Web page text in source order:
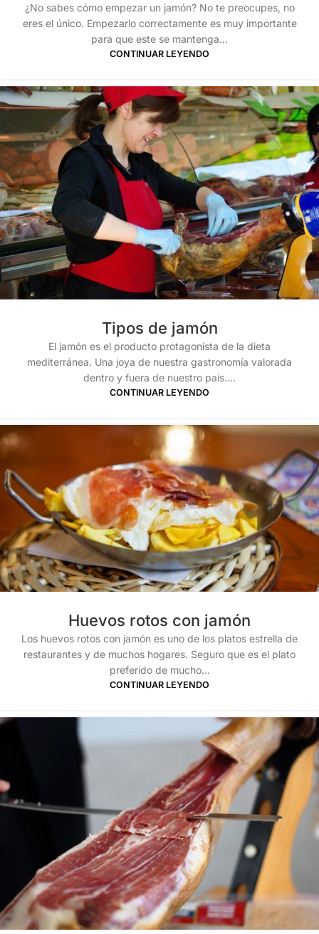
¿No sabes cómo empezar un jamón? No te preocupes, no
eres el único. Empezarlo correctamente es muy importante
para que este se mantenga...
CONTINUAR LEYENDO
Tipos de jamón
El jamón es el producto protagonista de la dieta
mediterránea. Una joya de nuestra gastronomía valorada
dentro y fuera de nuestro país....
CONTINUAR LEYENDO
Huevos rotos con jamón
Los huevos rotos con jamón es uno de los platos estrella de
restaurantes y de muchos hogares. Seguro que es el plato
preferido de mucho...
CONTINUAR LEYENDO